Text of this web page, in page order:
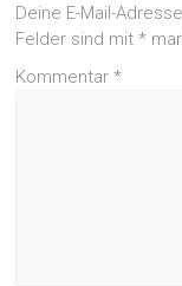
Deine E-Mail-
Felder sind mit*
Kommentar*